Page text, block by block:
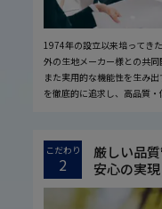
1974年の設立以来培ってき
外の生地メーカー様との共同
また実用的な機能性を生み
を徹底的に追求し、高品質
こだわり
2
厳しい品
安心の実現